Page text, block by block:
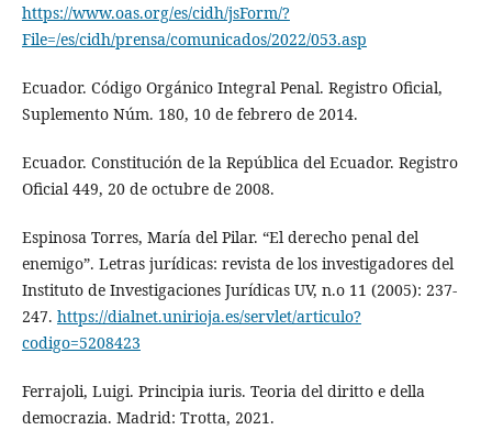
https://www.oas.org/es/cidh/jsForm/?
File=/es/cidh/prensa/comunicados/2022/053.asp
Ecuador. Código Orgánico Integral Penal. Registro Oficial,
Suplemento Núm. 180, 10 de febrero de 2014.
Ecuador. Constitución de la República del Ecuador. Registro
Oficial 449, 20 de octubre de 2008.
Espinosa Torres, María del Pilar. “El derecho penal del
enemigo”. Letras jurídicas: revista de los investigadores del
Instituto de Investigaciones Jurídicas UV, n.o 11 (2005): 237-
247. https://dialnet.unirioja.es/servlet/articulo?
codigo=5208423
Ferrajoli, Luigi. Principia iuris. Teoria del diritto e della
democrazia. Madrid: Trotta, 2021.